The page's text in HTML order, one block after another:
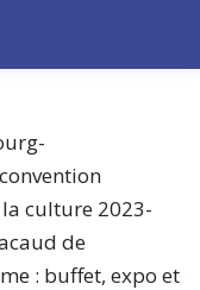
culture 2023-
de
: buffet, expo et